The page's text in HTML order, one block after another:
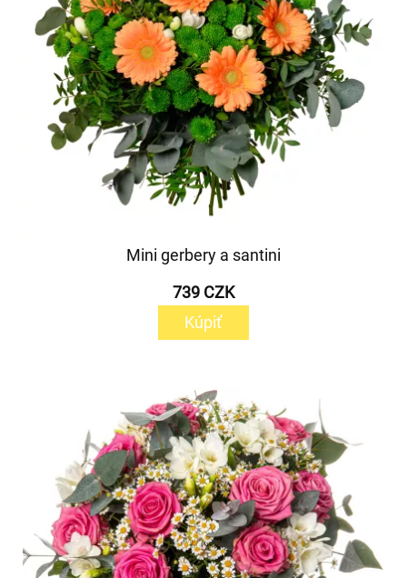
Mini gerbery a santini
739 CZK
Kúpiť